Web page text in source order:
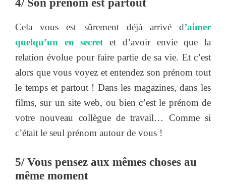
4/ Son prénom est partout
Cela vous est sûrement déjà arrivé d’aimer
quelqu’un en secret et d’avoir envie que la
relation évolue pour faire partie de sa vie. Et c’est
alors que vous voyez et entendez son prénom tout
le temps et partout ! Dans les magazines, dans les
films, sur un site web, ou bien c’est le prénom de
votre nouveau collègue de travail… Comme si
c’était le seul prénom autour de vous !
5/ Vous pensez aux mêmes choses au
même moment